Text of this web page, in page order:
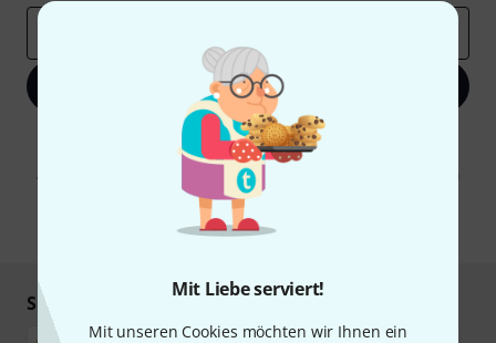
Mit Liebe serviert!
Mit unseren Cookies möchten wir Ihnen ein
Jetzt anmelden
Mit Klick auf „Jetzt anmelden“ stimmen Sie dem Erhalt von E-Mail-
Werbung und einer Messung des E-Mail-Nutzungsverhaltens zu. Die
Abmeldung ist jederzeit möglich. Weitere Informationen finden Sie in
unseren
Datenschutzhinweisen
* Pflichtfeld
Sicher einkaufen & bezahlen